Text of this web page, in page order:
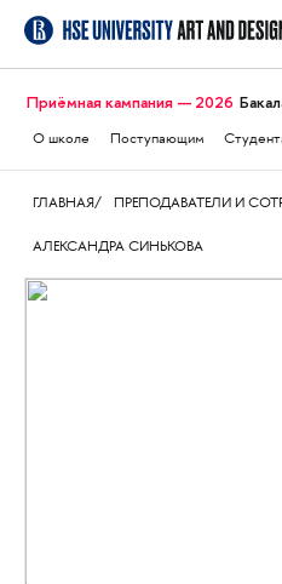
Приёмная кампания — 2026
О школе Поступающим
ГЛАВНАЯ ПРЕПОДАВАТЕЛИ И
АЛЕКСАНДРА СИНЬКОВА